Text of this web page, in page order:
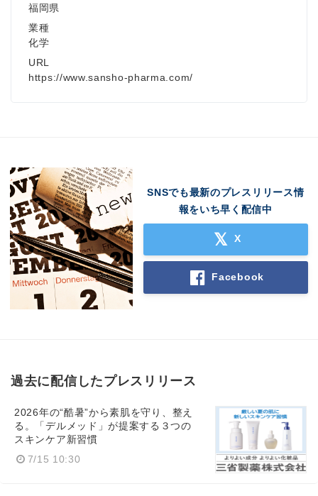
福岡県
業種
化学
URL
https://www.sansho-pharma.com/
SNSでも最新のプレスリリース情
報をいち早く配信中
X
Facebook
過去に配信したプレスリリース
2026年の“酷暑”から素肌を守り、整え
る。「デルメッド」が提案する３つの
スキンケア新習慣
7/15 10:30